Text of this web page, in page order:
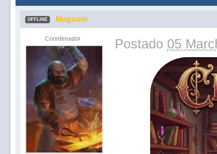
OFFLINE Magnum
Coordenador Postado 05